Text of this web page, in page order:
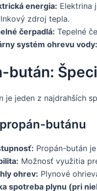
energia: Elektrina
zdroj tepla.
čerpadlá: Tepelné
systém ohrevu vody:
bután:
je jeden z najdrahších
butánu
Propán-bután
Možnosť využitia
ohrev: Plynové
spotreba plynu (pri